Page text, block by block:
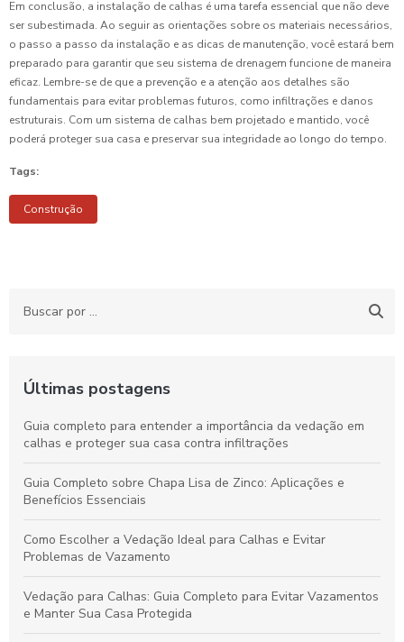
Em conclusão, a instalação de calhas é uma tarefa essencial que não deve
ser subestimada. Ao seguir as orientações sobre os materiais necessários,
o passo a passo da instalação e as dicas de manutenção, você estará bem
preparado para garantir que seu sistema de drenagem funcione de maneira
eficaz. Lembre-se de que a prevenção e a atenção aos detalhes são
fundamentais para evitar problemas futuros, como infiltrações e danos
estruturais. Com um sistema de calhas bem projetado e mantido, você
poderá proteger sua casa e preservar sua integridade ao longo do tempo.
Tags:
Construção
Últimas postagens
Guia completo para entender a importância da vedação em
calhas e proteger sua casa contra infiltrações
Guia Completo sobre Chapa Lisa de Zinco: Aplicações e
Benefícios Essenciais
Como Escolher a Vedação Ideal para Calhas e Evitar
Problemas de Vazamento
Vedação para Calhas: Guia Completo para Evitar Vazamentos
e Manter Sua Casa Protegida